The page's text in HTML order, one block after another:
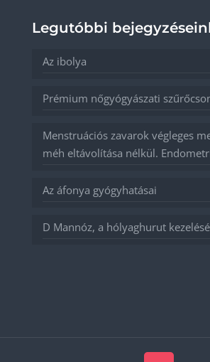
Legutóbbi
Az ibolya
Prémium nőgyógyászati
Menstruációs zavarok végleges
méh eltávolítása nélkül.
Az áfonya gyógyhatásai
D Mannóz, a hólyaghurut